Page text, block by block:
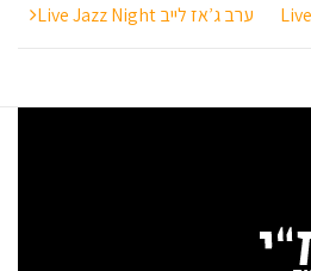
ערב ג’אז לייב Live Jazz Night